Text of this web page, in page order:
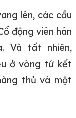
lên, các cầu
động viên hân
Và tất nhiên,
ở vòng tứ kết
thủ và một